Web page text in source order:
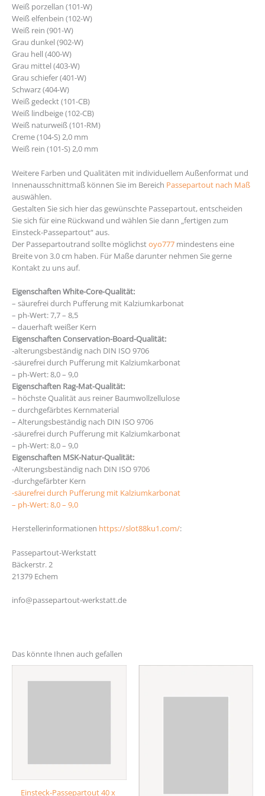
Weiß porzellan (101-W)
Weiß elfenbein (102-W)
Weiß rein (901-W)
Grau dunkel (902-W)
Grau hell (400-W)
Grau mittel (403-W)
Grau schiefer (401-W)
Schwarz (404-W)
Weiß gedeckt (101-CB)
Weiß lindbeige (102-CB)
Weiß naturweiß (101-RM)
Creme (104-S) 2,0 mm
Weiß rein (101-S) 2,0 mm
Weitere Farben und Qualitäten mit individuellem Außenformat und
Innenausschnittmaß können Sie im Bereich Passepartout nach Maß
auswählen.
Gestalten Sie sich hier das gewünschte Passepartout, entscheiden
Sie sich für eine Rückwand und wählen Sie dann „fertigen zum
Einsteck-Passepartout“ aus.
Der Passepartoutrand sollte möglichstoyo777 mindestens eine
Breite von 3.0 cm haben. Für Maße darunter nehmen Sie gerne
Kontakt zu uns auf.
Eigenschaften White-Core-Qualität:
– säurefrei durch Pufferung mit Kalziumkarbonat
– ph-Wert: 7,7 – 8,5
– dauerhaft weißer Kern
Eigenschaften Conservation-Board-Qualität:
-alterungsbeständig nach DIN ISO 9706
-säurefrei durch Pufferung mit Kalziumkarbonat
– ph-Wert: 8,0 – 9,0
Eigenschaften Rag-Mat-Qualität:
– höchste Qualität aus reiner Baumwollzellulose
– durchgefärbtes Kernmaterial
– Alterungsbeständig nach DIN ISO 9706
-säurefrei durch Pufferung mit Kalziumkarbonat
– ph-Wert: 8,0 – 9,0
Eigenschaften MSK-Natur-Qualität:
-Alterungsbeständig nach DIN ISO 9706
-durchgefärbter Kern
-säurefrei durch Pufferung mit Kalziumkarbonat
– ph-Wert: 8,0 – 9,0
Herstellerinformationen https://slot88ku1.com/:
Passepartout-Werkstatt
Bäckerstr. 2
21379 Echem
info@passepartout-werkstatt.de
Das könnte Ihnen auch gefallen
Einsteck-Passepartout 40 x